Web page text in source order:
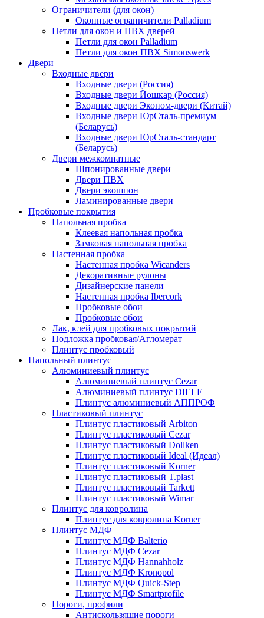
Ограничители (для окон)
Оконные ограничители Palladium
Петли для окон и ПВХ дверей
Петли для окон Palladium
Петли для окон ПВХ Simonswerk
Двери
Входные двери
Входные двери (Россия)
Входные двери Йошкар (Россия)
Входные двери Эконом-двери (Китай)
Входные двери ЮрСталь-премиум
(Беларусь)
Входные двери ЮрСталь-стандарт
(Беларусь)
Двери межкомнатные
Шпонированные двери
Двери ПВХ
Двери экошпон
Ламинированные двери
Пробковые покрытия
Напольная пробка
Клеевая напольная пробка
Замковая напольная пробка
Настенная пробка
Настенная пробка Wicanders
Декоративные рулоны
Дизайнерские панели
Настенная пробка Ibercork
Пробковые обои
Пробковые обои
Лак, клей для пробковых покрытий
Подложка пробковая/Агломерат
Плинтус пробковый
Напольный плинтус
Алюминиевый плинтус
Алюминиевый плинтус Cezar
Алюминиевый плинтус DIELE
Плинтус алюминиевый АППРОФ
Пластиковый плинтус
Плинтус пластиковый Arbiton
Плинтус пластиковый Cezar
Плинтус пластиковый Dollken
Плинтус пластиковый Ideal (Идеал)
Плинтус пластиковый Korner
Плинтус пластиковый T.plast
Плинтус пластиковый Tarkett
Плинтус пластиковый Wimar
Плинтус для ковролина
Плинтус для ковролина Korner
Плинтус МДФ
Плинтус МДФ Balterio
Плинтус МДФ Cezar
Плинтус МДФ Hannahholz
Плинтус МДФ Kronopol
Плинтус МДФ Quick-Step
Плинтус МДФ Smartprofile
Пороги, профили
Антискользящие пороги